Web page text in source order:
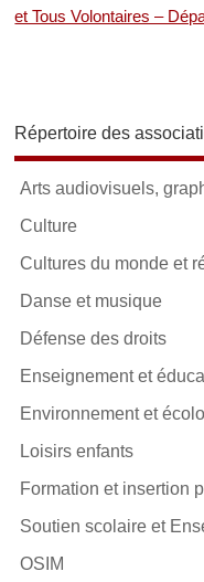
et Tous Volontaires –
Répertoire des
Arts audiovisuels,
Culture
Cultures du monde et
Danse et musique
Défense des droits
Enseignement et
Environnement et
Loisirs enfants
Formation et insertion
Soutien scolaire et
OSIM